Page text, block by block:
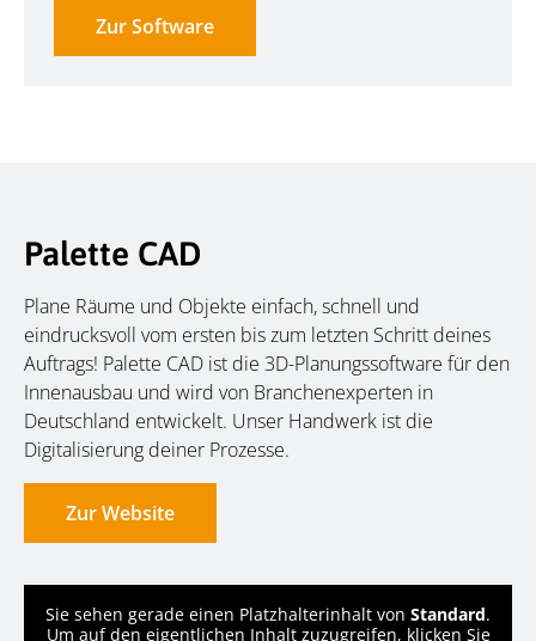
Zur Software
Palette CAD
Plane Räume und Objekte einfach, schnell und
eindrucksvoll vom ersten bis zum letzten Schritt deines
Auftrags! Palette CAD ist die 3D-Planungssoftware für den
Innenausbau und wird von Branchenexperten in
Deutschland entwickelt. Unser Handwerk ist die
Digitalisierung deiner Prozesse.
Zur Website
Sie sehen gerade einen Platzhalterinhalt von Standard.
Um auf den eigentlichen Inhalt zuzugreifen, klicken Sie